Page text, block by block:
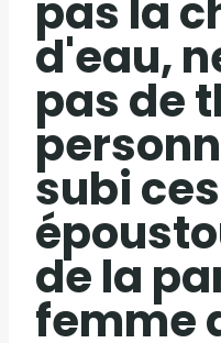
pas la
d'eau,
pas de
subi
de la
femme